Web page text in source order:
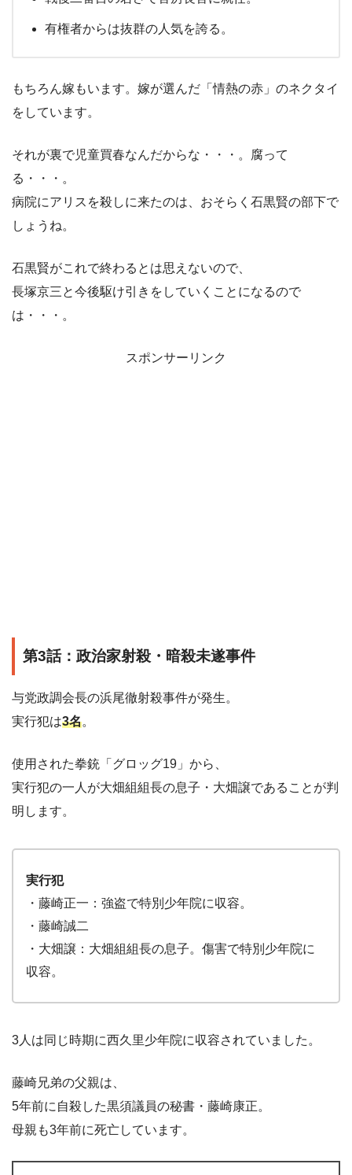
有権者からは抜群の人気を誇る。
もちろん嫁もいます。嫁が選んだ「情熱の赤」のネクタイ
をしています。
それが裏で児童買春なんだからな・・・。腐って
る・・・。
病院にアリスを殺しに来たのは、おそらく石黒賢の部下で
しょうね。
石黒賢がこれで終わるとは思えないので、
長塚京三と今後駆け引きをしていくことになるので
は・・・。
スポンサーリンク
第3話：政治家射殺・暗殺未遂事件
与党政調会長の浜尾徹射殺事件が発生。
実行犯は3名。
使用された拳銃「グロッグ19」から、
実行犯の一人が大畑組組長の息子・大畑譲であることが判
明します。
実行犯
・藤崎正一：強盗で特別少年院に収容。
・藤崎誠二
・大畑譲：大畑組組長の息子。傷害で特別少年院に
収容。
3人は同じ時期に西久里少年院に収容されていました。
藤崎兄弟の父親は、
5年前に自殺した黒須議員の秘書・藤崎康正。
母親も3年前に死亡しています。